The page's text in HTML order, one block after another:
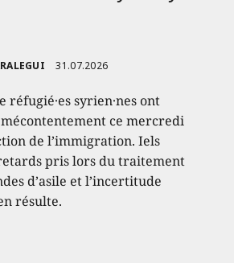
31.07.2026
réfugié·es syrien·nes ont
ce mercredi
de l’immigration. Iels
pris lors du traitement
d’asile et l’incertitude
résulte.